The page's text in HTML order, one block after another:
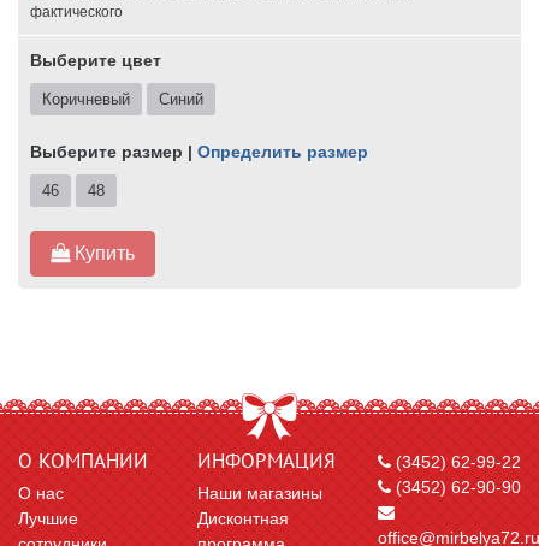
фактического
Выберите цвет
Коричневый Синий
Выберите размер | Определить размер
46 48
Купить
О КОМПАНИИ
О нас
Лучшие
ИНФОРМАЦИЯ
Наши магазины
Дисконтная
(3452) 62-99-22
(3452) 62-90-90
office@mirbelya72.ru